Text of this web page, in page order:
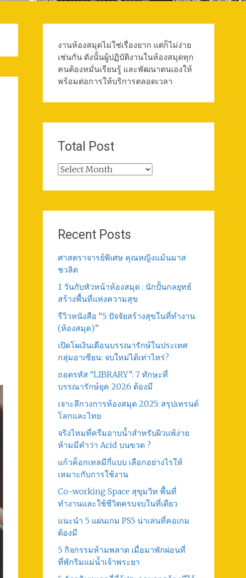
งานห้องสมุดไม่ใช่เรื่องยาก แต่ก็ไม่ง่าย
เช่นกัน ดังนั้นผู้ปฏิบัติงานในห้องสมุดทุก
คนต้องหมั่นเรียนรู้ และพัฒนาตนเองให้
พร้อมต่อการให้บริการตลอดเวลา
Total Post
Total
Recent Posts
ศาสตราจารย์พิเศษ คุณหญิงแม้นมาส
ชวลิต
1 วันกับหัวหน้าห้องสมุด : นักปั้นกลยุทธ์
สร้างพื้นที่แห่งความสุข
รีวิวหนังสือ “5 ปัจจัยสร้างสุขในที่ทำงาน
(ห้องสมุด)”
เปิดโผเงินเดือนบรรณารักษ์ในประเทศ
กลุ่มอาเซียน: จบใหม่ได้เท่าไหร่?
ถอดรหัส “LIBRARY”: 7 ทักษะที่
บรรณารักษ์ยุค 2026 ต้องมี
เจาะลึกวงการห้องสมุด 2025: สรุปเทรนด์
โลกและไทย
จริงไหมที่ครีมอาบน้ำสำหรับผิวแพ้ง่าย
ห้ามมีคำว่า Acid บนขวด ?
แก้วค็อกเทลมีกี่แบบ เลือกอย่างไรให้
เหมาะกับการใช้งาน
Co-working Space สุขุมวิท พื้นที่
ทำงานและใช้ชีวิตครบจบในที่เดียว
แนะนำ 5 แผ่นเกม PS5 น่าเล่นที่คอเกม
ต้องมี
5 กิจกรรมห้ามพลาด เมื่อมาพักผ่อนที่
ที่พักริมแม่น้ำเจ้าพระยา